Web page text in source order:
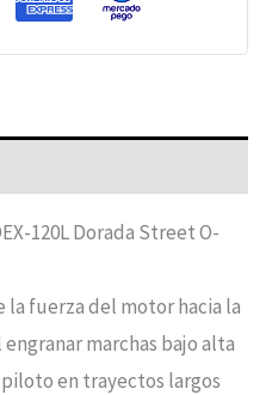
120L Dorada Street O-
fuerza del motor hacia la
marchas bajo alta
en trayectos largos